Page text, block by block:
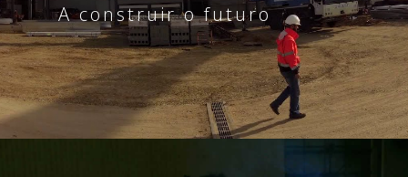
A construir o futuro